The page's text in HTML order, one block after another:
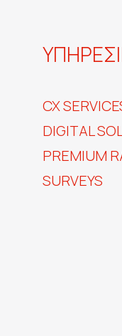
CX
DIGITAL
PREMIUM
SURVEYS